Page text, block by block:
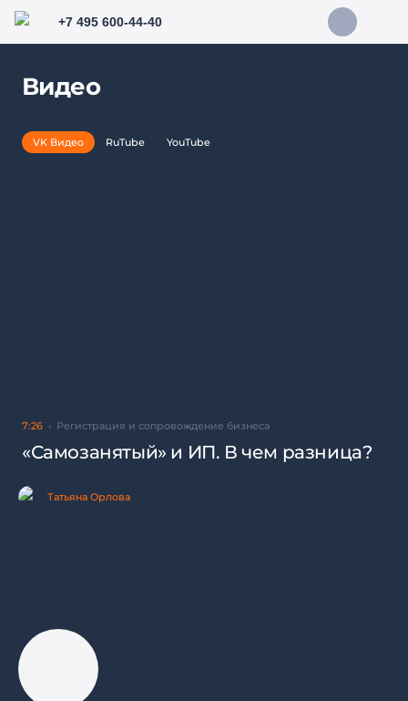
+7 495 600-44-40
Видео
VK Видео RuTube YouTube
7:26 Регистрация и сопровождение бизнеса
«Самозанятый» и ИП. В чем разница?
Татьяна Орлова